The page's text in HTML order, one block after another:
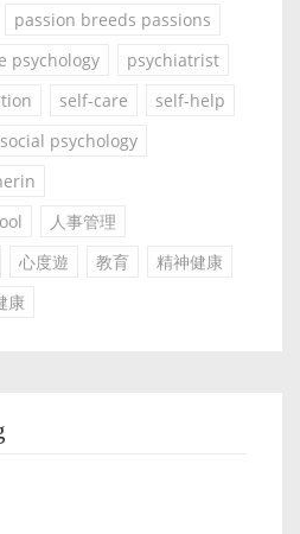
passion breeds passions
psychology
psychiatrist
self-care
self-help
social psychology
人事管理
心度遊 教育
精神健康
康